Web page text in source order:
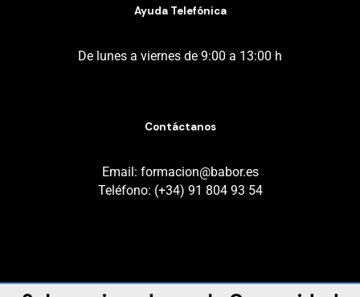
Ayuda Telefónica
De lunes a viernes de 9:00 a 13:00 h
Contáctanos
Email: formacion@babor.es
Teléfono: (+34) 91 804 93 54